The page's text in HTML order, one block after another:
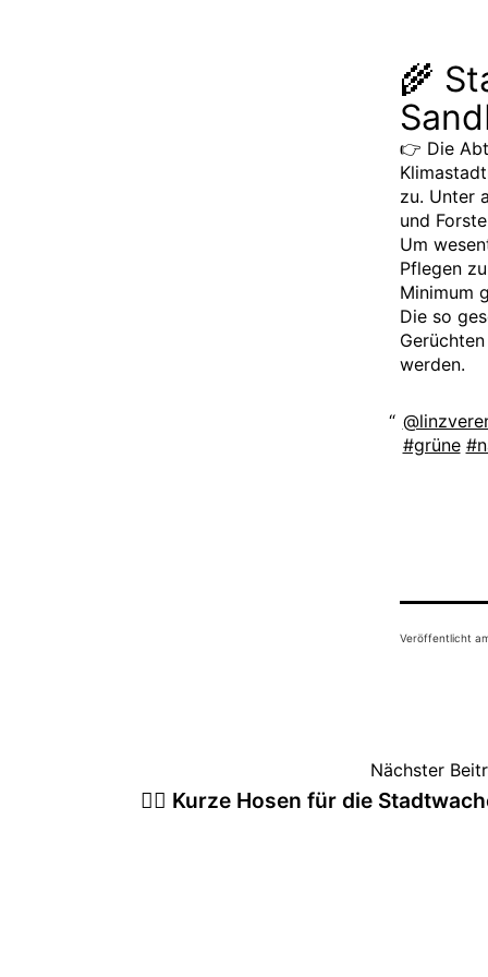
🌾
👉 Die
zu. Unter
und
Um
Pflegen
Minimum
Die so
werden.
#grüne
Veröffentlicht
Beitragsnavigation
Nächster
🤷‍♀️ Kurze Hosen für die